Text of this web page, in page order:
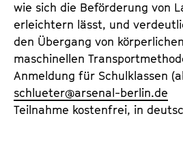
wie sich die Beförderung von
erleichtern lässt, und
den Übergang von
maschinellen
Anmeldung für Schulklassen
schlueter@arsenal-berlin.de
Teilnahme kostenfrei, in